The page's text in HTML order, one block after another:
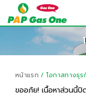
สายด่วนบริการลูกค้า :02-
หน้าแรก / โอกาสทางธุร
ขออภัย! เนื้อหาส่วนนี้ปิ